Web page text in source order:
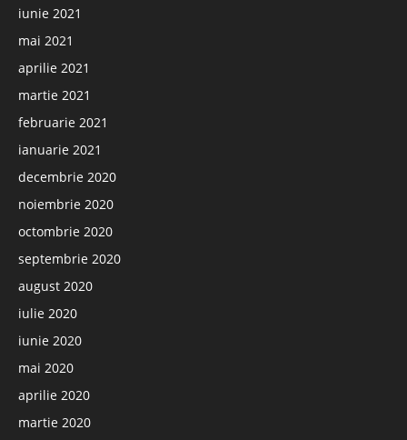
iunie 2021
mai 2021
aprilie 2021
martie 2021
februarie 2021
ianuarie 2021
decembrie 2020
noiembrie 2020
octombrie 2020
septembrie 2020
august 2020
iulie 2020
iunie 2020
mai 2020
aprilie 2020
martie 2020